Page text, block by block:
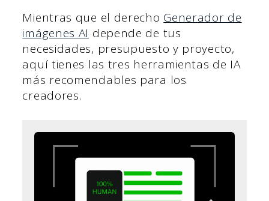
Mientras que el derecho Generador de
imágenes AI depende de tus
necesidades, presupuesto y proyecto,
aquí tienes las tres herramientas de IA
más recomendables para los
creadores.